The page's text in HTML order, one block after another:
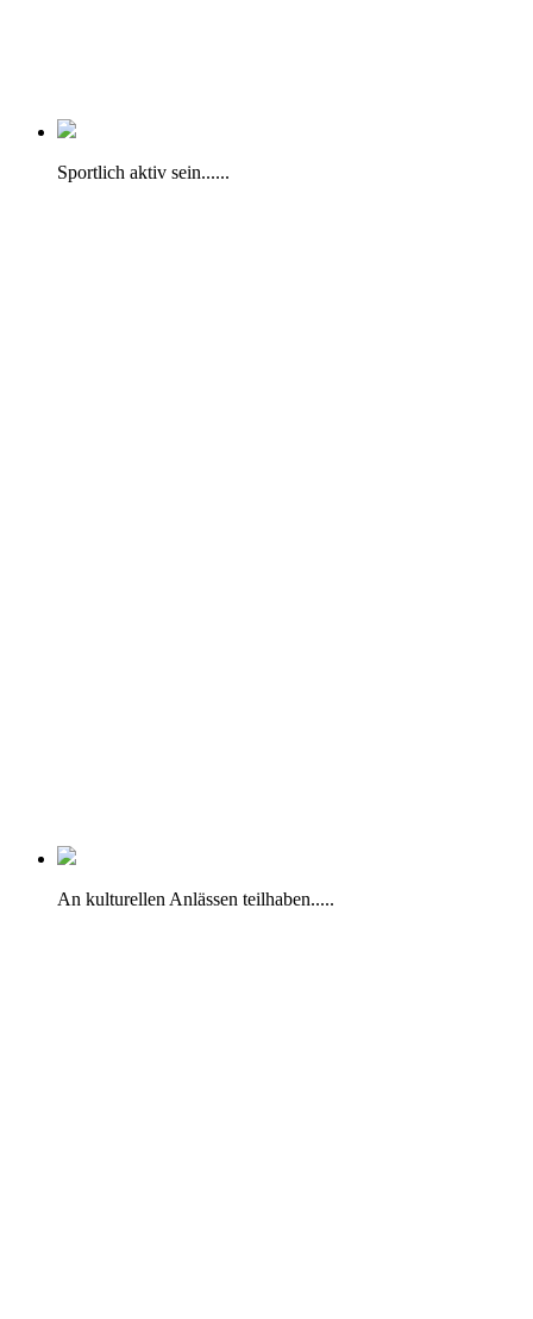
Sportlich aktiv sein......
An kulturellen Anlässen teilhaben.....